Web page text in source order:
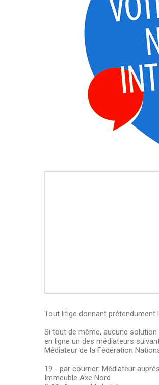
Tout litige donnant
Si tout de même, aucune
en ligne un des médiateurs
Médiateur de la Fédération
19 - par courrier: Médiateur
Immeuble Axe Nord